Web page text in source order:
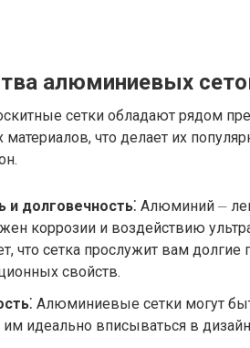
алюминиевых
сетки обладают рядом
материалов, что делает их
и долговечность⁚ Алюминий ⏤
коррозии и воздействию
что сетка прослужит вам
свойств.
⁚ Алюминиевые сетки могут
им идеально вписываться в